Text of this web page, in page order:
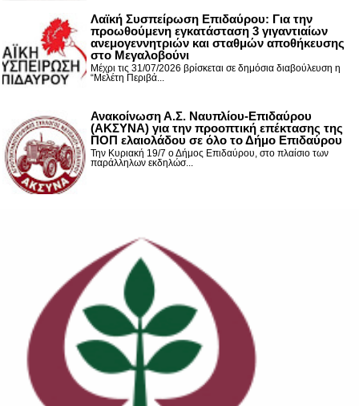
Λαϊκή Συσπείρωση Επιδαύρου: Για την
προωθούμενη εγκατάσταση 3 γιγαντιαίων
ανεμογεννητριών και σταθμών αποθήκευσης
στο Μεγαλοβούνι
Μέχρι τις 31/07/2026 βρίσκεται σε δημόσια διαβούλευση η
“Μελέτη Περιβά...
Ανακοίνωση Α.Σ. Ναυπλίου-Επιδαύρου
(ΑΚΣΥΝΑ) για την προοπτική επέκτασης της
ΠΟΠ ελαιολάδου σε όλο το Δήμο Επιδαύρου
Την Κυριακή 19/7 ο Δήμος Επιδαύρου, στο πλαίσιο των
παράλληλων εκδηλώσ...